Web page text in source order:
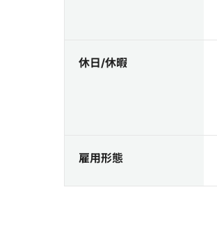
休日/休暇
雇用形態